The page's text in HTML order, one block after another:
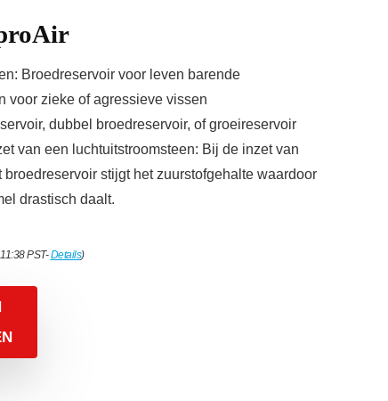
Broedreservoir voor leven barende
voor zieke of agressieve vissen
dubbel broedreservoir, of groeireservoir
van een luchtuitstroomsteen: Bij de inzet van
stijgt het zuurstofgehalte waardoor
drastisch daalt.
PST-Details)